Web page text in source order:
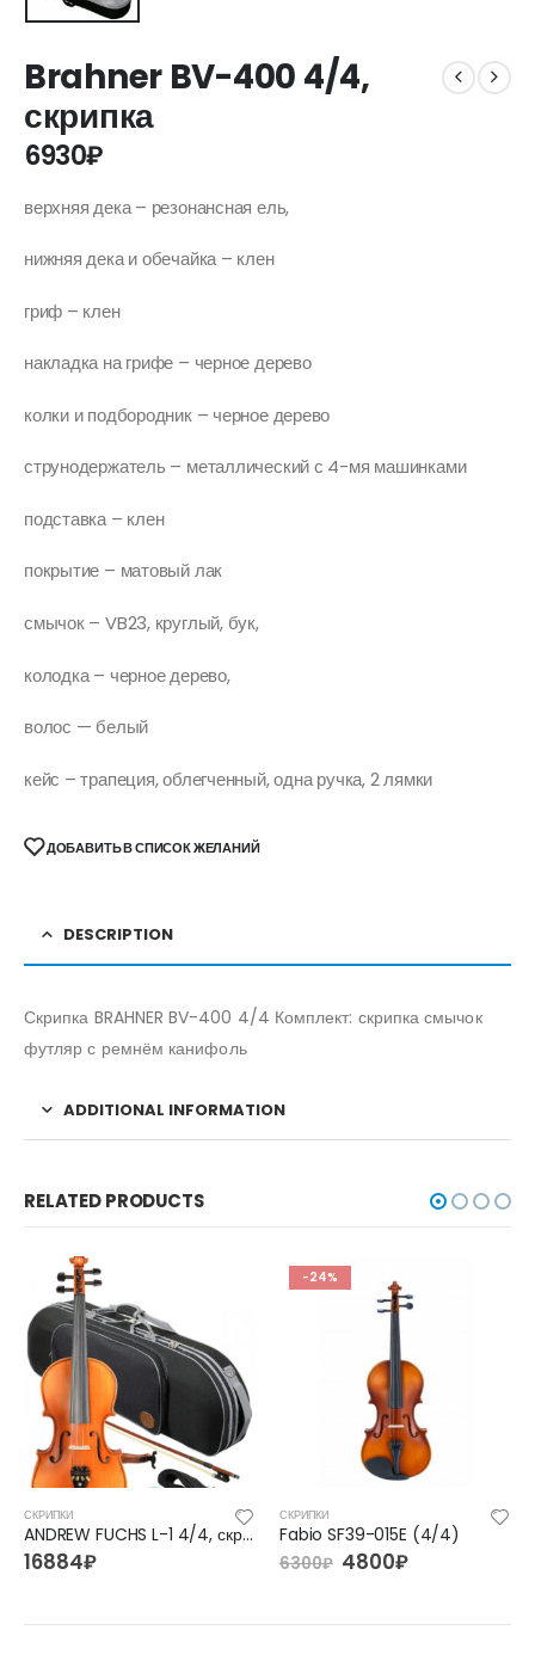
Brahner BV-400 4/4,
скрипка
6930₽
верхняя дека – резонансная ель,
нижняя дека и обечайка – клен
гриф – клен
накладка на грифе – черное дерево
колки и подбородник – черное дерево
струнодержатель – металлический с 4-мя машинками
подставка – клен
покрытие – матовый лак
смычок – VB23, круглый, бук,
колодка – черное дерево,
волос — белый
кейс – трапеция, облегченный, одна ручка, 2 лямки
ДОБАВИТЬ В СПИСОК ЖЕЛАНИЙ
DESCRIPTION
Скрипка BRAHNER BV-400 4/4 Комплект: скрипка смычок
футляр с ремнём канифоль
ADDITIONAL INFORMATION
RELATED PRODUCTS
СКРИПКИ
ANDREW FUCHS L-1 4/4, скрипка
16884₽
-24%
СКРИПКИ
Fabio SF39-015E (4/4)
6300₽ 4800₽